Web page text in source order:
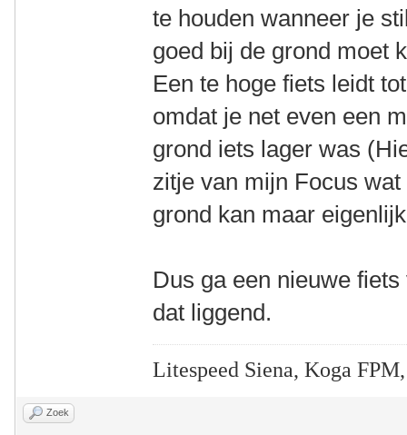
te houden wanneer je
goed bij de grond moet
Een te hoge fiets leidt
omdat je net even een
grond iets lager was
zitje van mijn Focus
grond kan maar
Dus ga een nieuwe
dat liggend.
Litespeed Siena, Koga
Zoek